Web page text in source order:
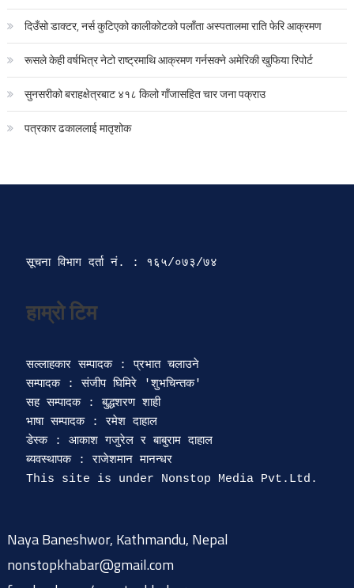
दिउँसो डाक्टर, नर्स कुटिएको कालीकोटको पलाँता अस्पतालमा राति फेरि आक्रमण
रूसले केही वर्षभित्र नेटो राष्ट्रमाथि आक्रमण गर्नसक्ने अमेरिकी खुफिया रिपोर्ट
सुनसरीको बराहक्षेत्रबाट ४१८ किलो गाँजासहित चार जना पक्राउ
पत्रकार ढकाललाई मातृशोक
सूचना विभाग दर्ता‍ नं. : १६५/०७३/७४
हाम्रो टिम
सल्लाहकार सम्पादक : प्रभात चलाउने
सम्पादक : संजीप घिमिरे 'शुभचिन्तक'
सह सम्पादक : बुद्धशरण शाही
भाषा सम्पादक : रमेश दाहाल
डेस्क : आकाश गजुरेल र बाबुराम दाहाल
ब्यवस्थापक : राजेशमान मानन्धर
Naya Baneshwor, Kathmandu, Nepal
nonstopkhabar@gmail.com